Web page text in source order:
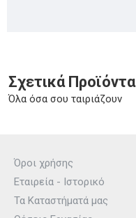
Σχετικά Προϊόντα
Όλα όσα σου ταιριάζουν
Όροι χρήσης
Εταιρεία - Ιστορικό
Τα Καταστήματά μας